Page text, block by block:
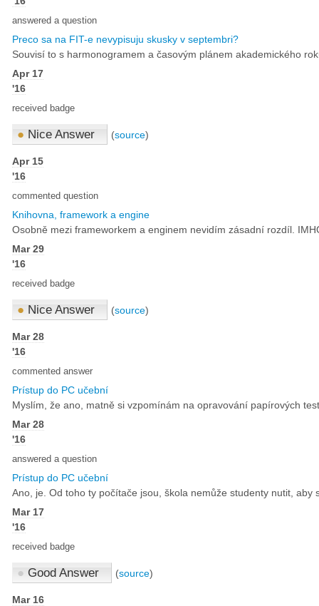
answered a question
Preco sa na FIT-e nevypisuju skusky v septembri?
Souvisí to s harmonogramem a časovým plánem akademického
Apr 17
'16
received badge
● Nice Answer (source)
Apr 15
'16
commented question
Knihovna, framework a engine
Osobně mezi frameworkem a enginem nevidím zásadní rozdíl.
Mar 29
'16
received badge
● Nice Answer (source)
Mar 28
'16
commented answer
Prístup do PC učební
Myslím, že ano, matně si vzpomínám na opravování papírových
Mar 28
'16
answered a question
Prístup do PC učební
Ano, je. Od toho ty počítače jsou, škola nemůže studenty nutit,
Mar 17
'16
received badge
● Good Answer (source)
Mar 16